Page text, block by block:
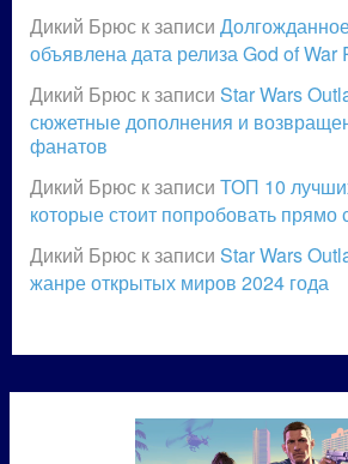
Дикий Брюс к записи
объявлена дата релиза God of War
Дикий Брюс к записи Star Wars
сюжетные дополнения и
фанатов
Дикий Брюс к записи ТОП 10
которые стоит попробовать прямо
Дикий Брюс к записи Star Wars
жанре открытых миров 2024 года